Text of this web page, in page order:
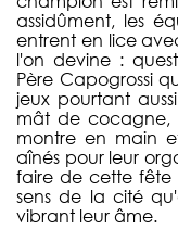
assidûment, les
entrent en lice
l'on devine :
Père Capogrossi
jeux pourtant
mât de cocagne,
montre en main
aînés pour leur
faire de cette fête
sens de la cité
vibrant leur âme.